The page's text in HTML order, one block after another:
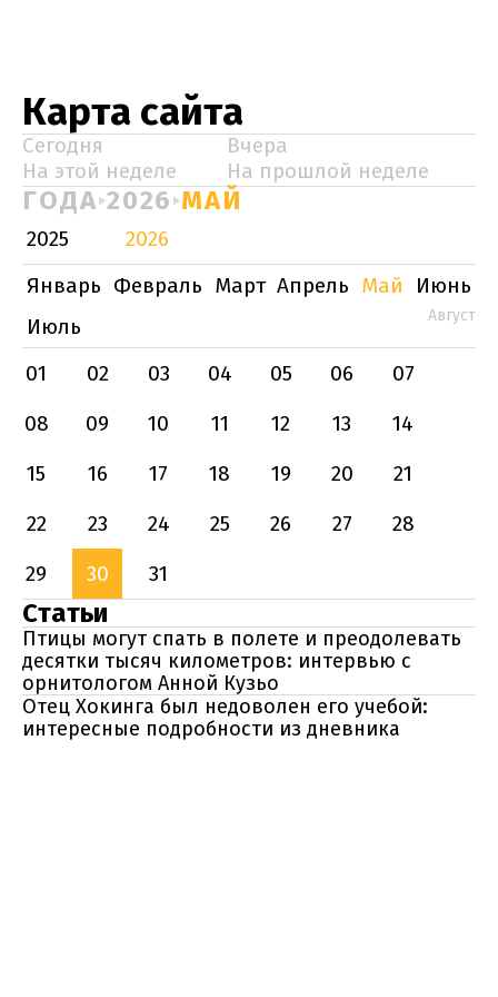
Карта сайта
Сегодня
Вчера
На этой неделе
На прошлой неделе
ГОДА 2026 МАЙ
2025
2026
Январь Февраль Март Апрель Май
Июнь
Июль
Август
01 02 03 04 05 06
07
08
09 10 11 12 13
14
15
16 17 18 19 20
21
22
23 24 25 26 27
28
29
30 31
Статьи
Птицы могут спать в полете и преодолевать
десятки тысяч километров: интервью с
орнитологом Анной Кузьо
Отец Хокинга был недоволен его учебой:
интересные подробности из дневника